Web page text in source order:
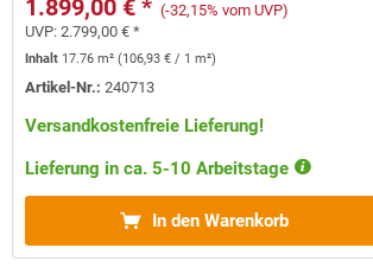
1.899,00 € * (-32,15% vom UVP)
UVP:2.799,00 € *
Inhalt 17.76 m²(106,93 € / 1 m²)
Artikel-Nr.:240713
Versandkostenfreie Lieferung!
Lieferung in ca. 5-10 Arbeitstage
In den Warenkorb